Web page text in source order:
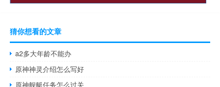
猜你想看的文章
a2多大年龄不能办
原神神灵介绍怎么写好
原神舰艇任务怎么过关